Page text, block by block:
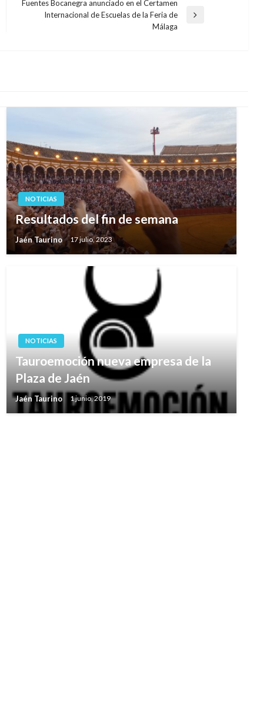
Fuentes Bocanegra anunciado en el Certamen
Internacional de Escuelas de la Feria de
Málaga
NOTICIAS
Resultados del fin de semana
Jaén Taurino 17 julio, 2023
NOTICIAS
Tauroemoción nueva empresa de la
Plaza de Jaén
Jaén Taurino 1 junio, 2019